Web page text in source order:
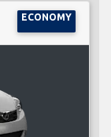
ECONOMY